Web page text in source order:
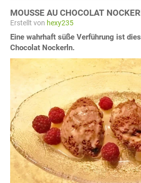
MOUSSE AU CHOCOLAT
Erstellt von hexy235
Eine wahrhaft süße Verführung ist
Chocolat Nockerln.